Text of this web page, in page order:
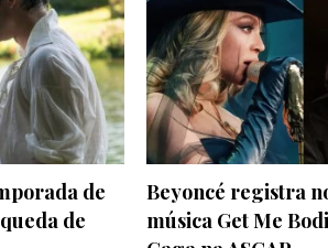
de
de
Beyoncé registra
música Get Me